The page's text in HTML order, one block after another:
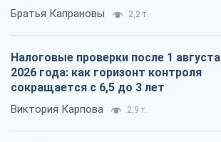
Братья Капрановы 2,2 т.
Налоговые проверки после 1 августа
2026 года: как горизонт контроля
сокращается с 6,5 до 3 лет
Виктория Карпова 2,9 т.